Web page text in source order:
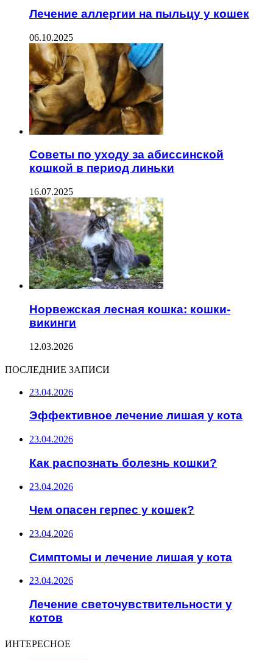
Лечение аллергии на пыльцу у кошек
06.10.2025
Советы по уходу за абиссинской
кошкой в период линьки
16.07.2025
Норвежская лесная кошка: кошки-
викинги
12.03.2026
ПОСЛЕДНИЕ ЗАПИСИ
23.04.2026
Эффективное лечение лишая у кота
23.04.2026
Как распознать болезнь кошки?
23.04.2026
Чем опасен герпес у кошек?
23.04.2026
Симптомы и лечение лишая у кота
23.04.2026
Лечение светочувствительности у
котов
ИНТЕРЕСНОЕ